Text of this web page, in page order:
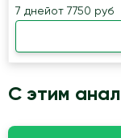
7 днейот 7750 руб
С этим